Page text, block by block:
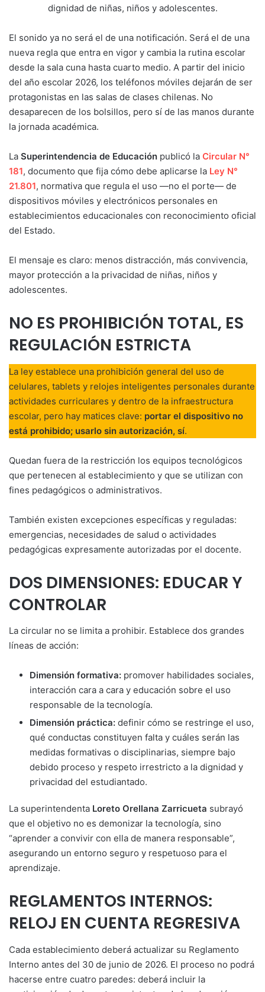
dignidad de niñas, niños y adolescentes.
El sonido ya no será el de una notificación. Será el de una
nueva regla que entra en vigor y cambia la rutina escolar
desde la sala cuna hasta cuarto medio. A partir del inicio
del año escolar 2026, los teléfonos móviles dejarán de ser
protagonistas en las salas de clases chilenas. No
desaparecen de los bolsillos, pero sí de las manos durante
la jornada académica.
La Superintendencia de Educación publicó la Circular N°
181, documento que fija cómo debe aplicarse la Ley N°
21.801, normativa que regula el uso —no el porte— de
dispositivos móviles y electrónicos personales en
establecimientos educacionales con reconocimiento oficial
del Estado.
El mensaje es claro: menos distracción, más convivencia,
mayor protección a la privacidad de niñas, niños y
adolescentes.
NO ES PROHIBICIÓN TOTAL, ES
REGULACIÓN ESTRICTA
La ley establece una prohibición general del uso de
celulares, tablets y relojes inteligentes personales durante
actividades curriculares y dentro de la infraestructura
escolar, pero hay matices clave: portar el dispositivo no
está prohibido; usarlo sin autorización, sí.
Quedan fuera de la restricción los equipos tecnológicos
que pertenecen al establecimiento y que se utilizan con
fines pedagógicos o administrativos.
También existen excepciones específicas y reguladas:
emergencias, necesidades de salud o actividades
pedagógicas expresamente autorizadas por el docente.
DOS DIMENSIONES: EDUCAR Y
CONTROLAR
La circular no se limita a prohibir. Establece dos grandes
líneas de acción:
Dimensión formativa: promover habilidades sociales,
interacción cara a cara y educación sobre el uso
responsable de la tecnología.
Dimensión práctica: definir cómo se restringe el uso,
qué conductas constituyen falta y cuáles serán las
medidas formativas o disciplinarias, siempre bajo
debido proceso y respeto irrestricto a la dignidad y
privacidad del estudiantado.
La superintendenta Loreto Orellana Zarricueta subrayó
que el objetivo no es demonizar la tecnología, sino
“aprender a convivir con ella de manera responsable”,
asegurando un entorno seguro y respetuoso para el
aprendizaje.
REGLAMENTOS INTERNOS:
RELOJ EN CUENTA REGRESIVA
Cada establecimiento deberá actualizar su Reglamento
Interno antes del 30 de junio de 2026. El proceso no podrá
hacerse entre cuatro paredes: deberá incluir la